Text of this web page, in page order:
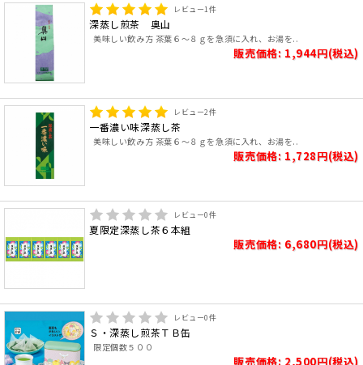
レビュー1件
深蒸し煎茶 奥山
美味しい飲み方 茶葉６～８ｇを急須に入れ、お湯を..
販売価格: 1,944円(税込)
レビュー2件
一番濃い味深蒸し茶
美味しい飲み方 茶葉６～８ｇを急須に入れ、お湯を..
販売価格: 1,728円(税込)
レビュー0件
夏限定深蒸し茶６本組
販売価格: 6,680円(税込)
レビュー0件
Ｓ・深蒸し煎茶ＴＢ缶
限定個数５００
販売価格: 2,500円(税込)